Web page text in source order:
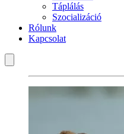
Táplálás
Szocializáció
Rólunk
Kapcsolat